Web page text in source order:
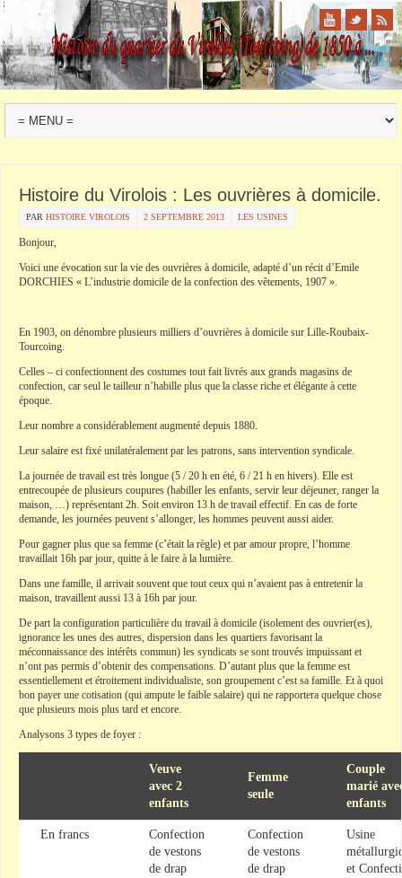
Histoire du Virolois : Les ouvrières à domicile.
PAR HISTOIRE VIROLOIS 2 SEPTEMBRE 2013 LES USINES
Bonjour,
Voici une évocation sur la vie des ouvrières à domicile, adapté d’un récit d’Emile
DORCHIES « L’industrie domicile de la confection des vêtements, 1907 ».
En 1903, on dénombre plusieurs milliers d’ouvrières à domicile sur Lille-Roubaix-
Tourcoing.
Celles – ci confectionnent des costumes tout fait livrés aux grands magasins de
confection, car seul le tailleur n’habille plus que la classe riche et élégante à cette
époque.
Leur nombre a considérablement augmenté depuis 1880.
Leur salaire est fixé unilatéralement par les patrons, sans intervention syndicale.
La journée de travail est très longue (5 / 20 h en été, 6 / 21 h en hivers). Elle est
entrecoupée de plusieurs coupures (habiller les enfants, servir leur déjeuner, ranger la
maison, …) représentant 2h. Soit environ 13 h de travail effectif. En cas de forte
demande, les journées peuvent s’allonger, les hommes peuvent aussi aider.
Pour gagner plus que sa femme (c’était la règle) et par amour propre, l’homme
travaillait 16h par jour, quitte à le faire à la lumière.
Dans une famille, il arrivait souvent que tout ceux qui n’avaient pas à entretenir la
maison, travaillent aussi 13 à 16h par jour.
De part la configuration particulière du travail à domicile (isolement des ouvrier(es),
ignorance les unes des autres, dispersion dans les quartiers favorisant la
méconnaissance des intérêts commun) les syndicats se sont trouvés impuissant et
n’ont pas permis d’obtenir des compensations. D’autant plus que la femme est
essentiellement et étroitement individualiste, son groupement c’est sa famille. Et à quoi
bon payer une cotisation (qui ampute le faible salaire) qui ne rapportera quelque chose
que plusieurs mois plus tard et encore.
Analysons 3 types de foyer :
Veuve
avec 2
enfants
Femme
seule
Couple
marié
enfants
En francs
Confection
de vestons
de drap
Confection
de vestons
de drap
Usine
et